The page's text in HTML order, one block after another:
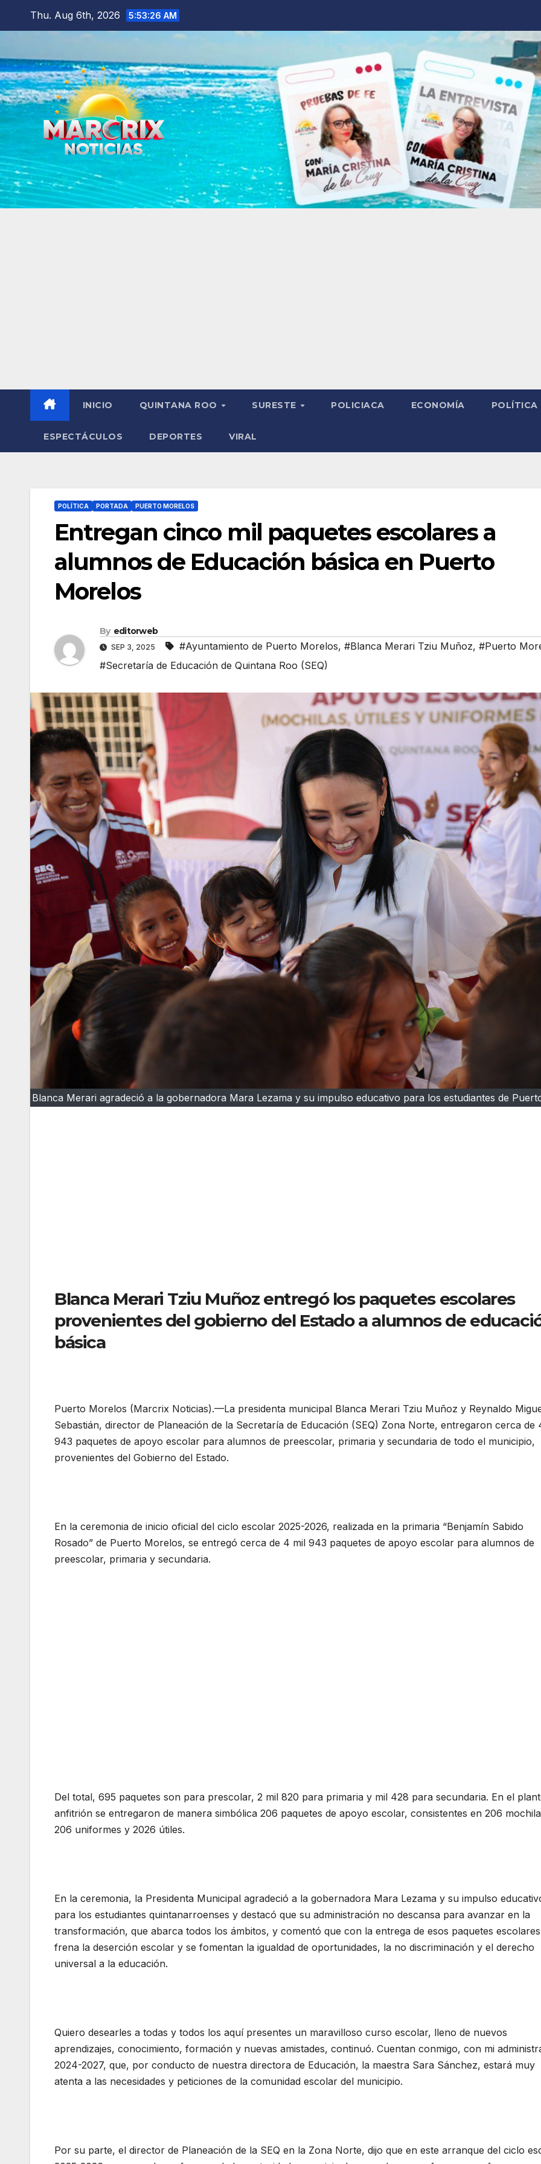
Thu. Aug 6th, 2026 5:53:27 AM
INICIO QUINTANA ROO SURESTE POLICIACA ECONOMÍA POLÍTICA
ESPECTÁCULOS DEPORTES VIRAL
POLÍTICA PORTADA PUERTO MORELOS
Entregan cinco mil paquetes escolares a
alumnos de Educación básica en Puerto
Morelos
By editorweb
SEP 3, 2025 #Ayuntamiento de Puerto Morelos, #Blanca Merari Tziu Muñoz, #Puerto
#Secretaría de Educación de Quintana Roo (SEQ)
Blanca Merari agradeció a la gobernadora Mara Lezama y su impulso educativo para los estudiantes de
Blanca Merari Tziu Muñoz entregó los paquetes escolares
provenientes del gobierno del Estado a alumnos de
básica
Puerto Morelos (Marcrix Noticias).—La presidenta municipal Blanca Merari Tziu Muñoz y Reynaldo
Sebastián, director de Planeación de la Secretaría de Educación (SEQ) Zona Norte, entregaron cerca de
943 paquetes de apoyo escolar para alumnos de preescolar, primaria y secundaria de todo el municipio,
provenientes del Gobierno del Estado.
En la ceremonia de inicio oficial del ciclo escolar 2025-2026, realizada en la primaria “Benjamín Sabido
Rosado” de Puerto Morelos, se entregó cerca de 4 mil 943 paquetes de apoyo escolar para alumnos de
preescolar, primaria y secundaria.
Del total, 695 paquetes son para prescolar, 2 mil 820 para primaria y mil 428 para secundaria. En el
anfitrión se entregaron de manera simbólica 206 paquetes de apoyo escolar, consistentes en 206
206 uniformes y 2026 útiles.
En la ceremonia, la Presidenta Municipal agradeció a la gobernadora Mara Lezama y su impulso
para los estudiantes quintanarroenses y destacó que su administración no descansa para avanzar en la
transformación, que abarca todos los ámbitos, y comentó que con la entrega de esos paquetes
frena la deserción escolar y se fomentan la igualdad de oportunidades, la no discriminación y el derecho
universal a la educación.
Quiero desearles a todas y todos los aquí presentes un maravilloso curso escolar, lleno de nuevos
aprendizajes, conocimiento, formación y nuevas amistades, continuó. Cuentan conmigo, con mi
2024-2027, que, por conducto de nuestra directora de Educación, la maestra Sara Sánchez, estará muy
atenta a las necesidades y peticiones de la comunidad escolar del municipio.
Por su parte, el director de Planeación de la SEQ en la Zona Norte, dijo que en este arranque del ciclo